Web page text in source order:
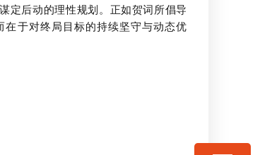
后动的理性规划。正如贺词所倡导
于对终局目标的持续坚守与动态优